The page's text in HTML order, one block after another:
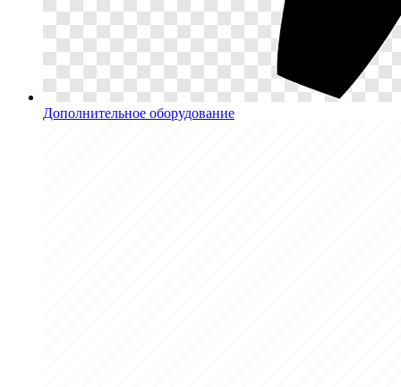
Дополнительное оборудование